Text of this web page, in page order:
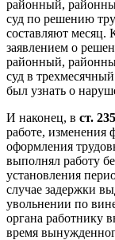
районный,
суд по решению
составляют месяц.
заявлением о
районный,
суд в
был узнать о
И наконец, в ст.
работе, изменения
оформления
выполнял работу
установления
случае задержки
увольнении по
органа работнику
время